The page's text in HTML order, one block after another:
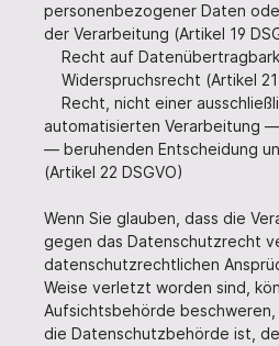
personenbezogener Daten
der Verarbeitung (Artikel 19
Recht auf
Widerspruchsrecht (Artikel 21
Recht, nicht einer
automatisierten Verarbeitung
— beruhenden Entscheidung
(Artikel 22 DSGVO)
Wenn Sie glauben, dass die
gegen das Datenschutzrecht
datenschutzrechtlichen
Weise verletzt worden sind,
Aufsichtsbehörde
die Datenschutzbehörde ist,